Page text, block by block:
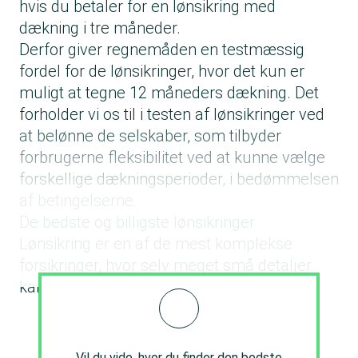
hvis du betaler for en lønsikring med
dækning i tre måneder.
Derfor giver regnemåden en testmæssig
fordel for de lønsikringer, hvor det kun er
muligt at tegne 12 måneders dækning. Det
forholder vi os til itesten af lønsikringer ved
at belønne de selskaber, som tilbyder
forbrugerne fleksibilitet ved at kunne vælge
forskellige dækningsperioder, i bedømmelsen
De bedste og billigste lønsikringer
Lønsikring er en af de mest komplekse
forsikringer, hvor selv meget små detaljer
kan få stor betydning for din økonomi.